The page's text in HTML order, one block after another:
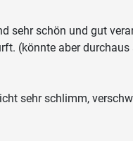
sehr schön und gut
(könnte aber
sehr schlimm,